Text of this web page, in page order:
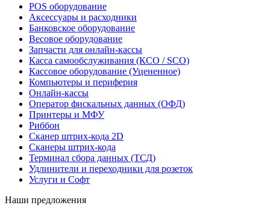
POS оборудование
Аксессуары и расходники
Банковское оборудование
Весовое оборудование
Запчасти для онлайн-кассы
Касса самообслуживания (КСО / SCO)
Кассовое оборудование (Уцененное)
Компьютеры и периферия
Онлайн-кассы
Оператор фискальных данных (ОФД)
Принтеры и МФУ
Риббон
Сканер штрих-кода 2D
Сканеры штрих-кода
Терминал сбора данных (ТСД)
Удлинители и переходники для розеток
Услуги и Софт
Наши предложения